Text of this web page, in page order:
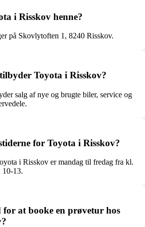
i Risskov henne?
på Skovlytoften 1, 8240 Risskov.
Toyota i Risskov?
salg af nye og brugte biler, service og
for Toyota i Risskov?
i Risskov er mandag til fredag fra kl.
10-13.
at booke en prøvetur hos